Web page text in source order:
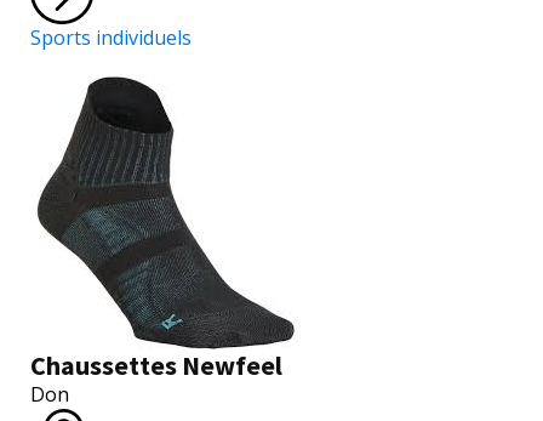
Sports individuels
Chaussettes Newfeel
Don